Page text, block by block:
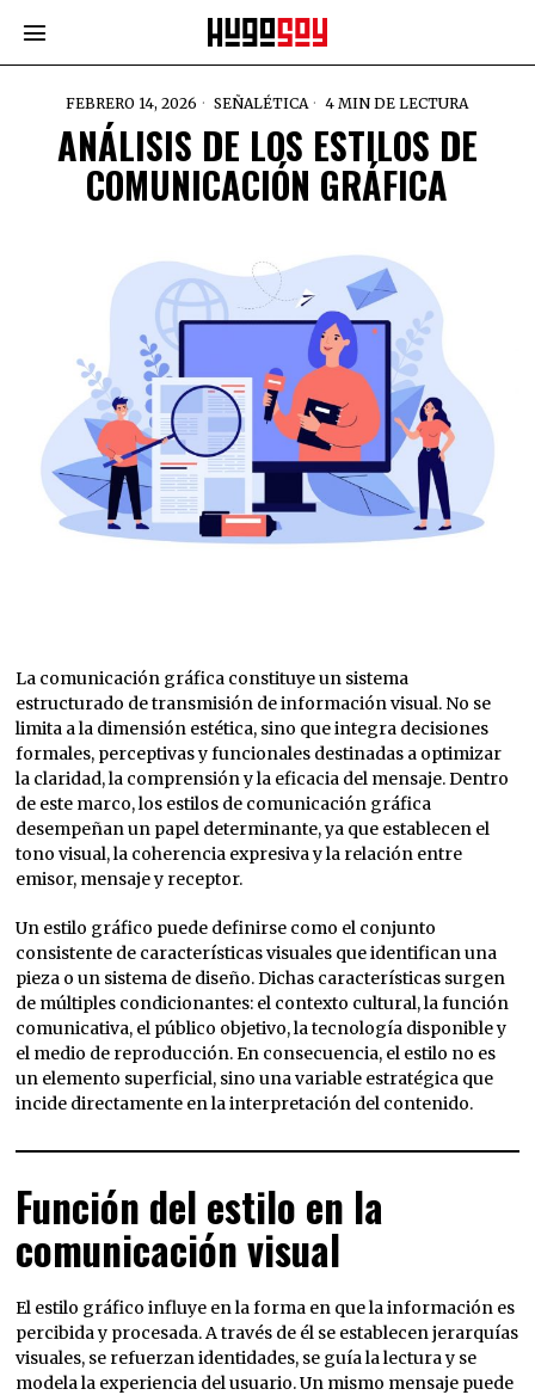
FEBRERO 14, 2026 SEÑALÉTICA 4 MIN DE LECTURA
ANÁLISIS DE LOS ESTILOS DE
COMUNICACIÓN GRÁFICA
La comunicación gráfica constituye un sistema
estructurado de transmisión de información visual. No se
limita a la dimensión estética, sino que integra decisiones
formales, perceptivas y funcionales destinadas a optimizar
la claridad, la comprensión y la eficacia del mensaje. Dentro
de este marco, los estilos de comunicación gráfica
desempeñan un papel determinante, ya que establecen el
tono visual, la coherencia expresiva y la relación entre
emisor, mensaje y receptor.
Un estilo gráfico puede definirse como el conjunto
consistente de características visuales que identifican una
pieza o un sistema de diseño. Dichas características surgen
de múltiples condicionantes: el contexto cultural, la función
comunicativa, el público objetivo, la tecnología disponible y
el medio de reproducción. En consecuencia, el estilo no es
un elemento superficial, sino una variable estratégica que
incide directamente en la interpretación del contenido.
Función del estilo en la
comunicación visual
El estilo gráfico influye en la forma en que la información es
percibida y procesada. A través de él se establecen jerarquías
visuales, se refuerzan identidades, se guía la lectura y se
modela la experiencia del usuario. Un mismo mensaje puede